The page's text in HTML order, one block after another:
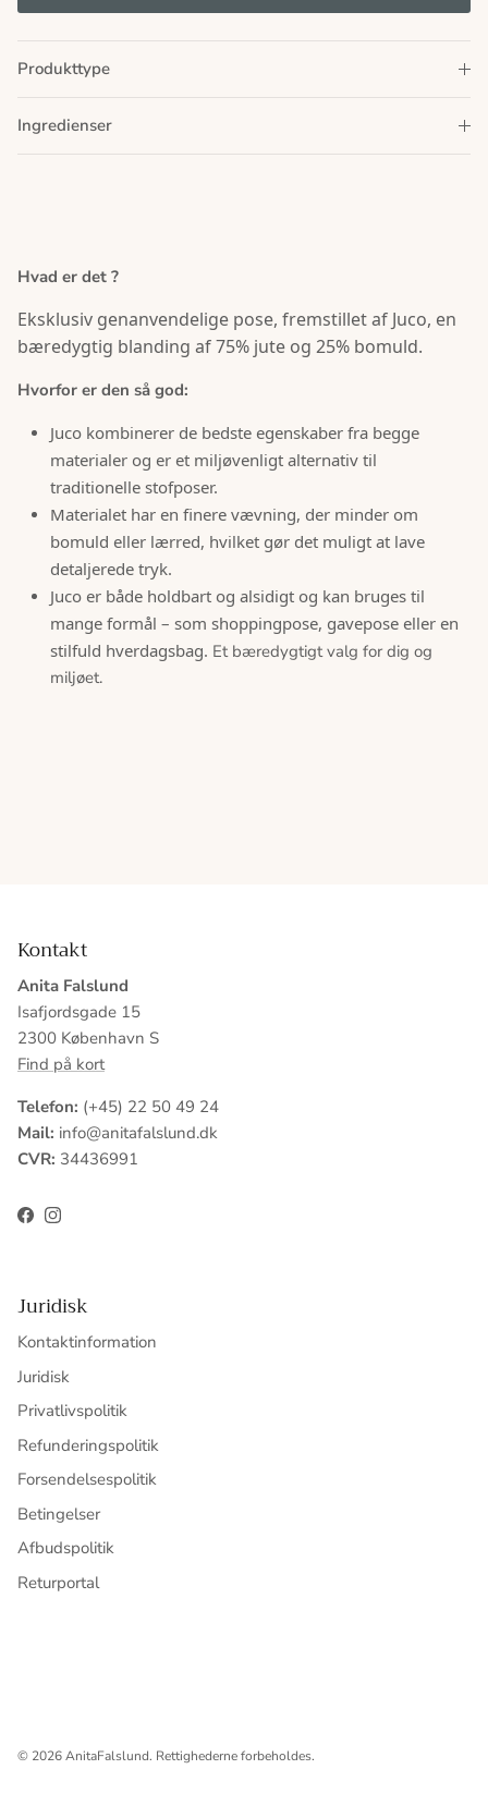
Produkttype
Ingredienser
Hvad er det ?
Eksklusiv genanvendelige pose, fremstillet af Juco, en
bæredygtig blanding af 75% jute og 25% bomuld.
Hvorfor er den så god:
Juco kombinerer de bedste egenskaber fra begge
materialer og er et miljøvenligt alternativ til
traditionelle stofposer.
Materialet har en finere vævning, der minder om
bomuld eller lærred, hvilket gør det muligt at lave
detaljerede tryk.
Juco er både holdbart og alsidigt og kan bruges til
mange formål – som shoppingpose, gavepose eller en
stilfuld hverdagsbag. Et bæredygtigt valg for dig og
miljøet.
Kontakt
Anita Falslund
Isafjordsgade 15
2300 København S
Find på kort
Telefon: (+45) 22 50 49 24
Mail: info@anitafalslund.dk
CVR: 34436991
FacebookInstagram
Juridisk
Kontaktinformation
Juridisk
Privatlivspolitik
Refunderingspolitik
Forsendelsespolitik
Betingelser
Afbudspolitik
Returportal
© 2026AnitaFalslund. Rettighederne forbeholdes.